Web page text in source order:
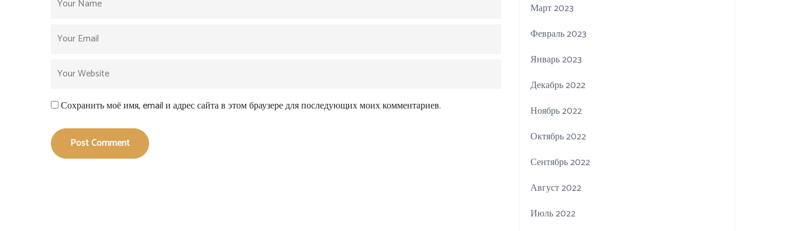
Сохранить моё имя, email и адрес сайта в этом браузере для последующих моих комментариев.
Post Comment
Март 2023
Февраль 2023
Январь 2023
Декабрь 2022
Ноябрь 2022
Октябрь 2022
Сентябрь 2022
Август 2022
Июль 2022